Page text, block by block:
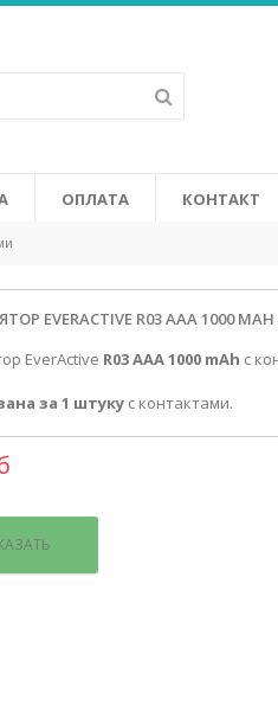
батарейки для
высокоэффективных
в себе повышенную
ОПЛАТА КОНТАКТ
EVERACTIVE R03 AAA 1000
EverActive R03 AAA 1000 mAh с
за 1 штукус контактами.